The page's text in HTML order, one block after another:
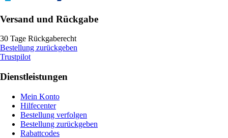
Versand und Rückgabe
30 Tage Rückgaberecht
Bestellung zurückgeben
Trustpilot
Dienstleistungen
Mein Konto
Hilfecenter
Bestellung verfolgen
Bestellung zurückgeben
Rabattcodes